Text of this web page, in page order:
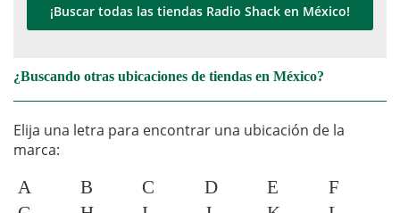
¡Buscar todas las tiendas Radio Shack en México!
¿Buscando otras ubicaciones de tiendas en México?
Elija una letra para encontrar una ubicación de la
marca:
A B C D E
F